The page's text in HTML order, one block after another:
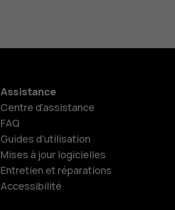
Assistance
Centre d'assistance
FAQ
Guides d'utilisation
Mises à jour logicielles
Entretien et réparations
Accessibilité